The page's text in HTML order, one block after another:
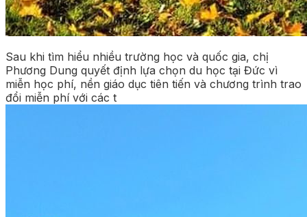
Sau khi tìm hiểu nhiều trường học và quốc gia, chị
Phương Dung quyết định lựa chọn du học tại Đức vì
miễn học phí, nền giáo dục tiên tiến và chương trình trao
đổi miễn phí với các t